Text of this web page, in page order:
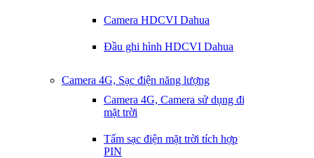
Camera HDCVI Dahua
Đầu ghi hình HDCVI Dahua
Camera 4G, Sạc điện năng lượng
Camera 4G, Camera sử dụng điện
mặt trời
Tấm sạc điện mặt trời tích hợp
PIN